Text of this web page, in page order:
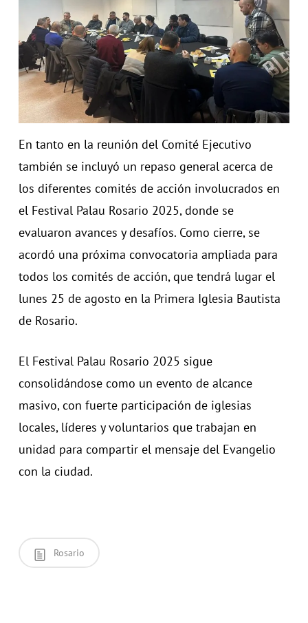
En tanto en la reunión del Comité Ejecutivo
también se incluyó un repaso general acerca de
los diferentes comités de acción involucrados en
el Festival Palau Rosario 2025, donde se
evaluaron avances y desafíos. Como cierre, se
acordó una próxima convocatoria ampliada para
todos los comités de acción, que tendrá lugar el
lunes 25 de agosto en la Primera Iglesia Bautista
de Rosario.
El Festival Palau Rosario 2025 sigue
consolidándose como un evento de alcance
masivo, con fuerte participación de iglesias
locales, líderes y voluntarios que trabajan en
unidad para compartir el mensaje del Evangelio
con la ciudad.
Rosario